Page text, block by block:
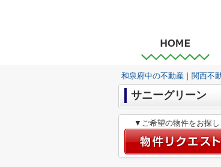
和泉府中の不動産｜関西不
サニーグリーン
▼ご希望の物件をお探し